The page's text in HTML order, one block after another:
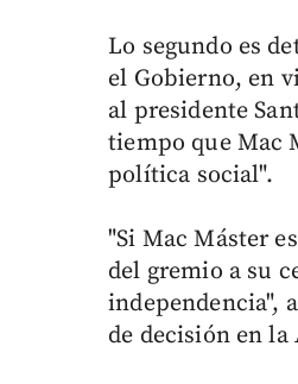
Lo segundo es
el Gobierno, en
al presidente
tiempo que Mac
política social".
"Si Mac Máster
del gremio a su
independencia",
de decisión en la